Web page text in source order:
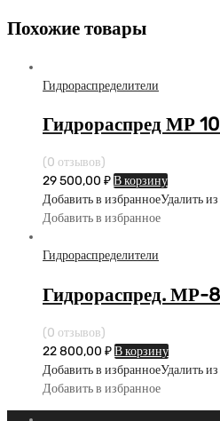
Похожие товары
Гидрораспределители
Гидрораспред МР
(0 отзывов)
29 500,00 ₽В корзину
Добавить в избранноеУдалить
Добавить в избранное
Гидрораспределители
Гидрораспред.
(0 отзывов)
22 800,00 ₽В корзину
Добавить в избранноеУдалить
Добавить в избранное